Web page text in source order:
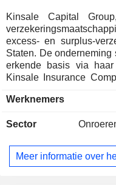
Kinsale Capital
excess- en surplus-
Staten. De
erkende basis via haar
Kinsale Insurance
van Puerto Rico en de
haar
bestaat uit kleine tot
gebied van
Werknemers
Sector
Meer informatie over